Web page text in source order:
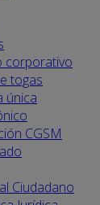
corporativo
togas
única
CGSM
Ciudadano